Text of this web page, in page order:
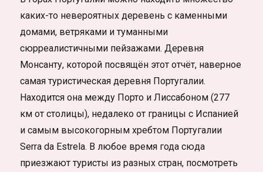
каких-то невероятных деревень с каменными
домами, ветряками и туманными
сюрреалистичными пейзажами. Деревня
Монсанту, которой посвящён этот отчёт, наверное
самая туристическая деревня Португалии.
Находится она между Порто и Лиссабоном (277
км от столицы), недалеко от границы с Испанией
и самым высокогорным хребтом Португалии
Serra da Estrela. В любое время года сюда
приезжают туристы из разных стран, посмотреть